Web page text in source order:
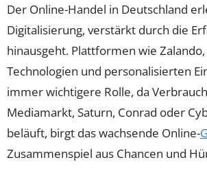
Der Online-Handel in Deutschland
Digitalisierung, verstärkt durch die
hinausgeht. Plattformen wie
Technologien und personalisierten
immer wichtigere Rolle, da
Mediamarkt, Saturn, Conrad oder
beläuft, birgt das wachsende Online-
Zusammenspiel aus Chancen und